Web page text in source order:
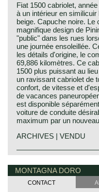
Fiat 1500 cabriolet,
à un intérieur en
beige. Capuche noire. Le
magnifique design de
"public" dans les rues
une journée ensoleillée.
les détails d'origine, le
69,886 kilomètres. Ce
1500 plus puissant au
un ravissant cabriolet de
confort, de vitesse et
de vacances
est disponible
voiture de conduite
maximum par un
ARCHIVES | VENDU
The Fiat 1500
which was on the market
bodywork of the fiat
the front and the bonnet
MONTAGNA DORO
CONTACT